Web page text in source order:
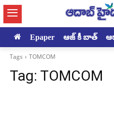
Epaper ఆజ్ కీ బాత్
Tags TOMCOM
Tag: TOMCOM